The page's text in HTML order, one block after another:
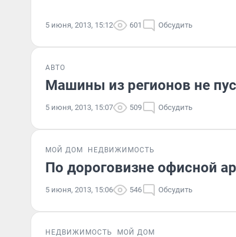
5 июня, 2013, 15:12 601 Обсудить
АВТО
Машины из регионов не
5 июня, 2013, 15:07 509 Обсудить
МОЙ ДОМ НЕДВИЖИМОСТЬ
По дороговизне офисной
5 июня, 2013, 15:06 546 Обсудить
НЕДВИЖИМОСТЬ МОЙ ДОМ